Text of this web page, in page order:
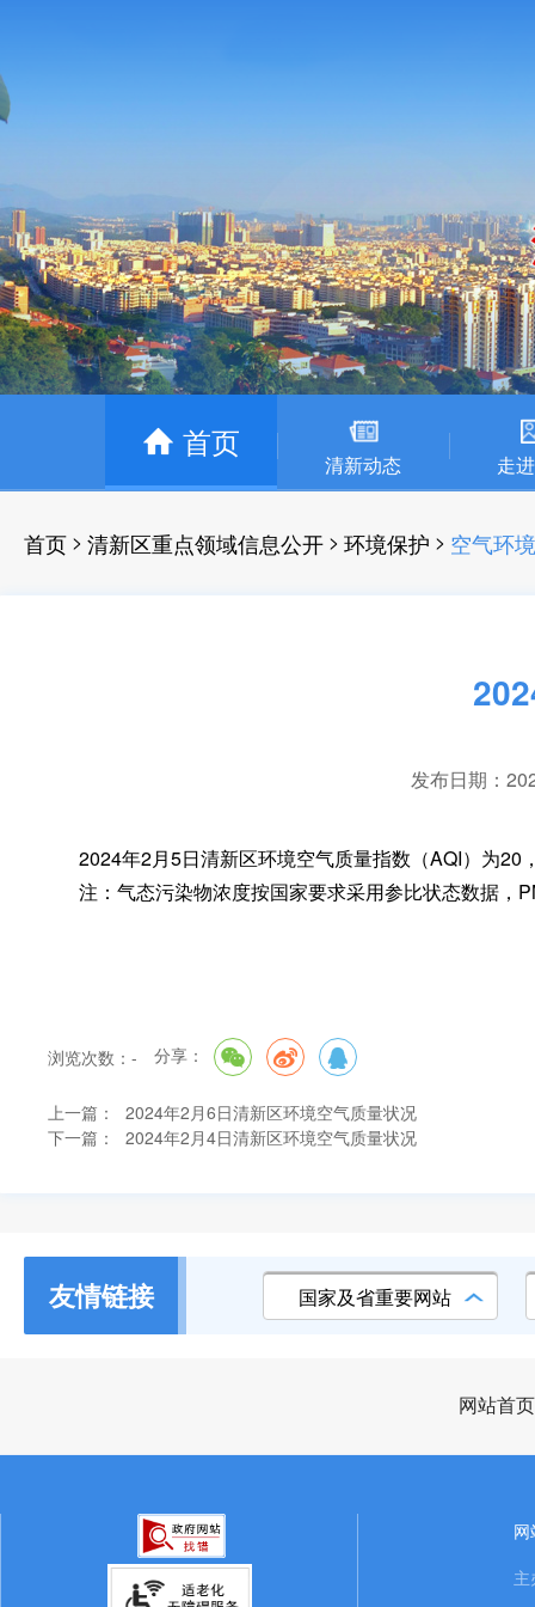
首页
清新动态 走
首页 > 清新区重点领域信息公开 > 环境保护 > 空气环
发布日期：
2024年2月5日清新区环境空气质量指数（AQI）为20
注：气态污染物浓度按国家要求采用参比状态数据 ，
浏览次数： - 分享：
上一篇：
2024年2月6日清新区环境空气质量状况
下一篇：
2024年2月4日清新区环境空气质量状况
友情链接 国家及省重要网站
网站首页